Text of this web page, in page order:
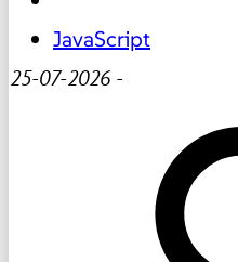
JavaScript
25-07-2026 -